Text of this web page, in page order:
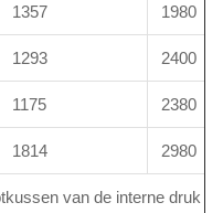
1357 1980
1293 2400
1175 2380
1814 2980
van de interne druk